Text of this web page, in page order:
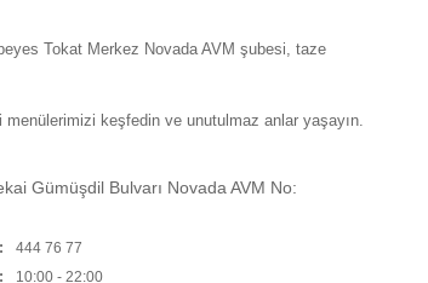
Tokat Merkez Novada AVM şubesi, taze
keşfedin ve unutulmaz anlar yaşayın.
Gümüşdil Bulvarı Novada AVM No:
444 76 77
10:00 - 22:00